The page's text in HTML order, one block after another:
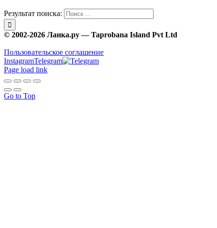
Результат поиска:
© 2002-2026 Ланка.ру — Taprobana Island Pvt Ltd
Пользовательское соглашение
InstagramTelegram
Page load link
Go to Top